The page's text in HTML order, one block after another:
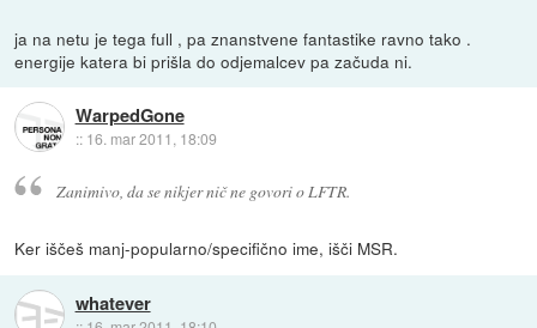
ja na netu je tega full , pa znanstvene fantastike ravno tako .
energije katera bi prišla do odjemalcev pa začuda ni.
WarpedGone
:: 16. mar 2011, 18:09
Zanimivo, da se nikjer nič ne govori o LFTR.
Ker iščeš manj-popularno/specifično ime, išči MSR.
whatever